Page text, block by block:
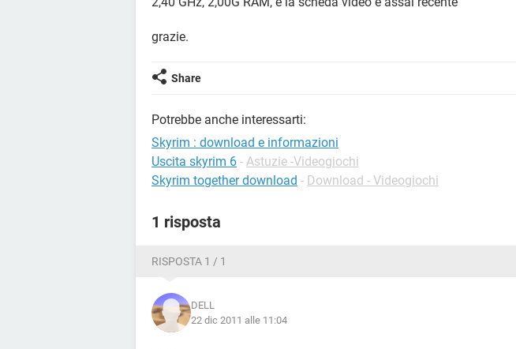
grazie.
Share
Potrebbe anche interessarti:
Skyrim : download e informazioni
Uscita skyrim 6 - Astuzie -Videogiochi
Skyrim together download - Download - Videogiochi
1 risposta
RISPOSTA 1 / 1
DELL
22 dic 2011 alle 11:04